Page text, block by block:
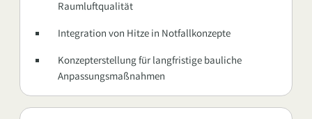
Raumluftqualität
Integration von Hitze in Notfallkonzepte
Konzepterstellung für langfristige bauliche
Anpassungsmaßnahmen